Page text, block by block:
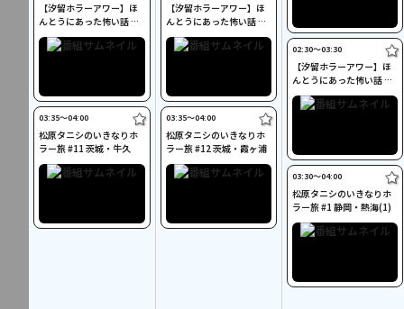
【汐留ホラーアワー】ほ
んとうにあった怖い話 第
二十七夜
03:35〜04:00
松原タニシのいきなりホ
ラー旅 #11 茨城・牛久
【汐留ホラーアワー】ほ
んとうにあった怖い話 第
二十八夜
03:35〜04:00
松原タニシのいきなりホ
ラー旅 #12 茨城・霞ヶ浦
02:30〜03:30
【汐留ホラーアワー】ほ
んとうにあった怖い話 第
二十九夜
03:30〜04:00
松原タニシのいきなりホ
ラー旅 #1 静岡・熱海(1)